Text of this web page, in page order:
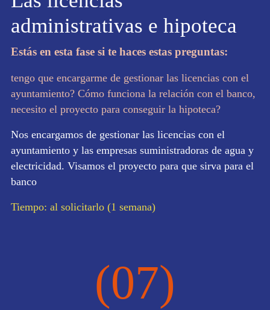
administrativas e hipoteca
Estás en esta fase si te haces estas preguntas:
tengo que encargarme de gestionar las licencias con el
ayuntamiento? Cómo funciona la relación con el banco,
necesito el proyecto para conseguir la hipoteca?
Nos encargamos de gestionar las licencias con el
ayuntamiento y las empresas suministradoras de agua y
electricidad. Visamos el proyecto para que sirva para el
banco
Tiempo: al solicitarlo (1 semana)
(07)